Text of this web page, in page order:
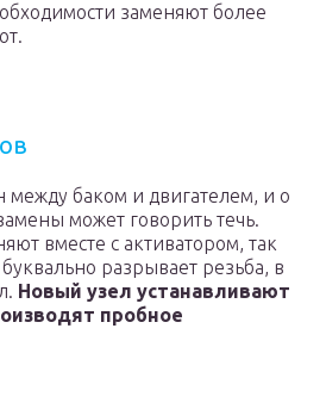
заменяют более
между баком и двигателем, и о
может говорить течь.
вместе с активатором, так
буквально разрывает резьба, в
Новый узел устанавливают
пробное